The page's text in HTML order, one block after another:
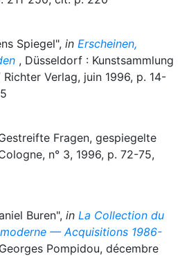
Spiegel", in Erscheinen,
, Düsseldorf : Kunstsammlung
Verlag, juin 1996, p. 14-
Fragen, gespiegelte
n° 3, 1996, p. 72-75,
Buren", in La Collection du
— Acquisitions 1986-
Pompidou, décembre